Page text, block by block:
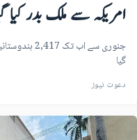
امریکہ سے ملک بدر کیا
جنوری سے اب
گیا
دعوت نیوز